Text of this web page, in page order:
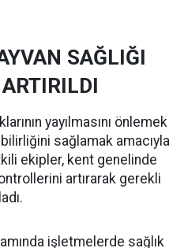
SAĞLIĞI
yayılmasını önlemek
sağlamak amacıyla
ekipler, kent genelinde
artırarak gerekli
işletmelerde sağlık